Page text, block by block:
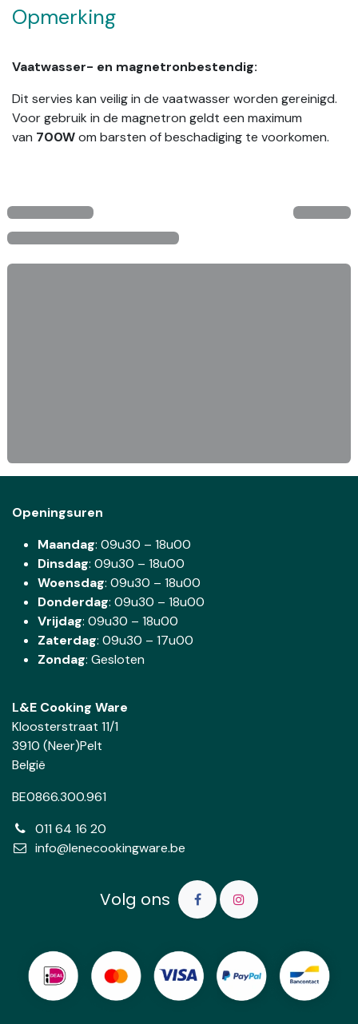
Opmerking
Vaatwasser- en magnetronbestendig:
Dit servies kan veilig in de vaatwasser worden gereinigd.
Voor gebruik in de magnetron geldt een maximum
van 700Wom barsten of beschadiging te voorkomen.
Openingsuren
Maandag: 09u30 – 18u00
Dinsdag: 09u30 – 18u00
Woensdag: 09u30 – 18u00
Donderdag: 09u30 – 18u00
Vrijdag: 09u30 – 18u00
Zaterdag: 09u30 – 17u00
Zondag: Gesloten
L&E Cooking Ware
Kloosterstraat 11/1
3910 (Neer)Pelt
België
BE0866.300.961
011 64 16 20
info@lenecookingware.be
Volg ons